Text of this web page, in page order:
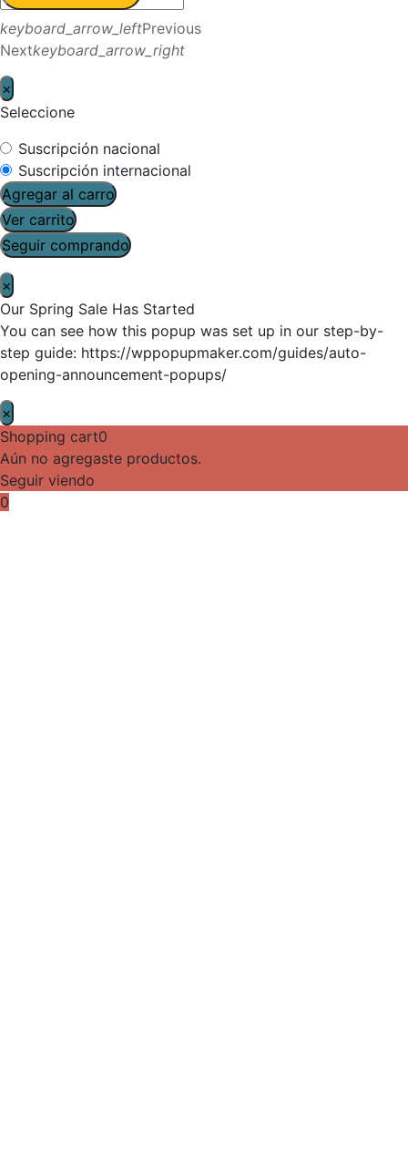
keyboard_arrow_leftPrevious
Nextkeyboard_arrow_right
×
Seleccione
Suscripción nacional
Suscripción internacional
Agregar al carro
Ver carrito
Seguir comprando
×
Our Spring Sale Has Started
You can see how this popup was set up in our step-by-
step guide: https://wppopupmaker.com/guides/auto-
opening-announcement-popups/
×
Shopping cart0
Aún no agregaste productos.
Seguir viendo
0